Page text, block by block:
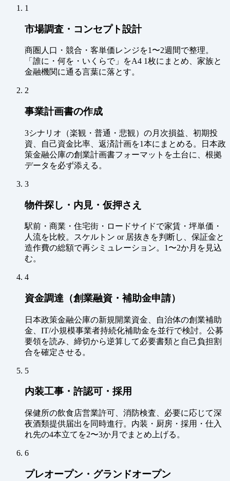
1
市場調査・コンセプト設計
商圏人口・競合・客単価レンジを1〜2週間で整理。
「誰に・何を・いくらで」をA4 1枚にまとめ、家族と
金融機関に通る言葉に落とす。
2
事業計画書の作成
3シナリオ（楽観・普通・悲観）の月次損益、初期投
資、自己資金比率、返済計画を1本にまとめる。日本政
策金融公庫の創業計画書フォーマットを土台に、根拠
データを必ず添える。
3
物件探し・内見・仮押さえ
駅前・商業・住宅街・ロードサイドで家賃・坪単価・
人流を比較。スケルトン or 居抜きを判断し、保証金と
造作費の総額で再シミュレーション。1〜2か月を見込
む。
4
資金調達（創業融資・補助金申請）
日本政策金融公庫の新規開業資金、自治体の創業補助
金、IT/小規模事業者持続化補助金を並行で検討。公募
要領を読み、締切から逆算して必要書類と自己負担割
合を確定させる。
5
内装工事・許認可・採用
保健所の飲食店営業許可、消防検査、必要に応じて深
夜酒類提供届出を同時進行。内装・厨房・採用・仕入
れ先の4本立てを2〜3か月でまとめ上げる。
6
プレオープン・グランドオープン